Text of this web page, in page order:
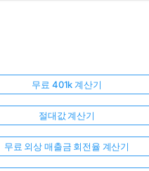
무료 401k 계산기
절대값 계산기
무료 외상 매출금 회전율 계산기